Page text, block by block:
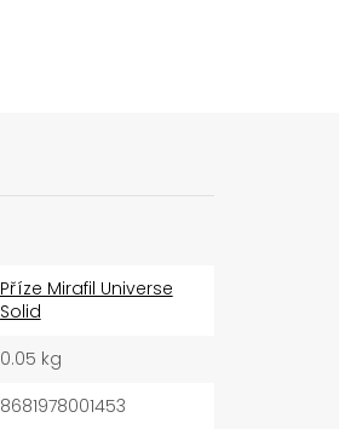
Příze Mirafil Universe
Solid
0.05 kg
8681978001453